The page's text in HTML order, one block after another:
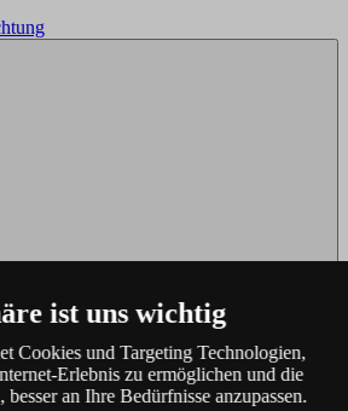
ist uns wichtig
Cookies und Targeting Technologien,
Erlebnis zu ermöglichen und die
besser an Ihre Bedürfnisse anzupassen.